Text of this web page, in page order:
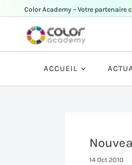
Color Academy – Votre partenaire
ACCUEIL
14 Oct 2010